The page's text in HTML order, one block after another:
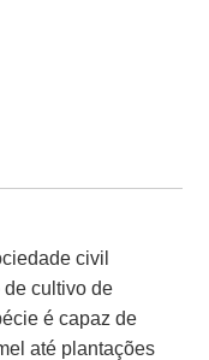
civil
de cultivo de
é capaz de
até plantações